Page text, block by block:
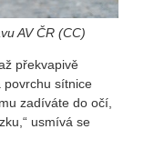
AV ČR (CC)
překvapivě
povrchu sítnice
zadíváte do očí,
usmívá se